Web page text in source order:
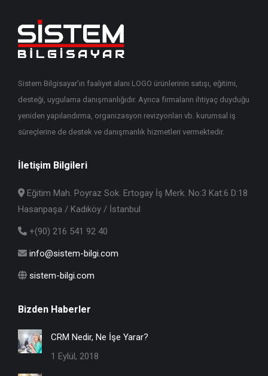
Sistem Bilgisayar’ın faaliyet alanı LOGO ürünlerinin satışı, eğitimi,
desteği, uygulama danışmanlığıdır. Ayrıca firmaların ihtiyaç duyduğu
yeniden yapılandırma, organizasyon revizyonları vb. kurumsal iş
süreçlerine de destek ve danışmanlık hizmetleri vermektedir.
İletişim Bilgileri
Eğitim Mah. Poyraz Sok. Ertogay İş Merk. No:3 Kat:6 D:18
Hasanpaşa / Kadıköy / İstanbul
+(90) 216 541 92 40
info@sistem-bilgi.com
sistem-bilgi.com
Bizden Haberler
CRM Nedir, Ne İşe Yarar?
1 Eylül, 2018